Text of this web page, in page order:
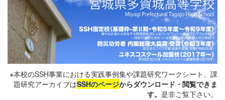
※本校のSSH事業における実践事例集や課題研究ワークシート、課
題研究アーカイブはSSHのページからダウンロード・閲覧できま
す。 是非ご覧下さい。
00:00
01:00
02:00